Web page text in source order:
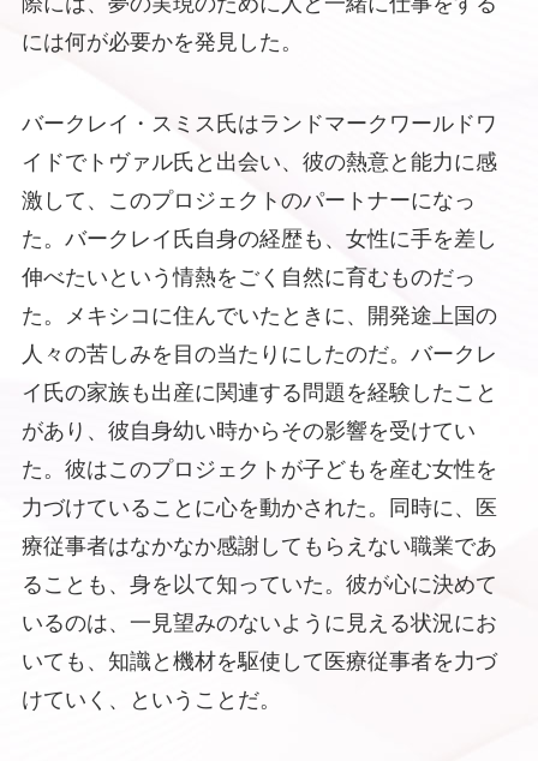
には何が必要かを発見した。
バークレイ・スミス氏はランドマークワールドワ
イドでトヴァル氏と出会い、彼の熱意と能力に感
激して、このプロジェクトのパートナーになっ
た。バークレイ氏自身の経歴も、女性に手を差し
伸べたいという情熱をごく自然に育むものだっ
た。メキシコに住んでいたときに、開発途上国の
人々の苦しみを目の当たりにしたのだ。バークレ
イ氏の家族も出産に関連する問題を経験したこと
があり、彼自身幼い時からその影響を受けてい
た。彼はこのプロジェクトが子どもを産む女性を
力づけていることに心を動かされた。同時に、医
療従事者はなかなか感謝してもらえない職業であ
ることも、身を以て知っていた。彼が心に決めて
いるのは、一見望みのないように見える状況にお
いても、知識と機材を駆使して医療従事者を力づ
けていく、ということだ。